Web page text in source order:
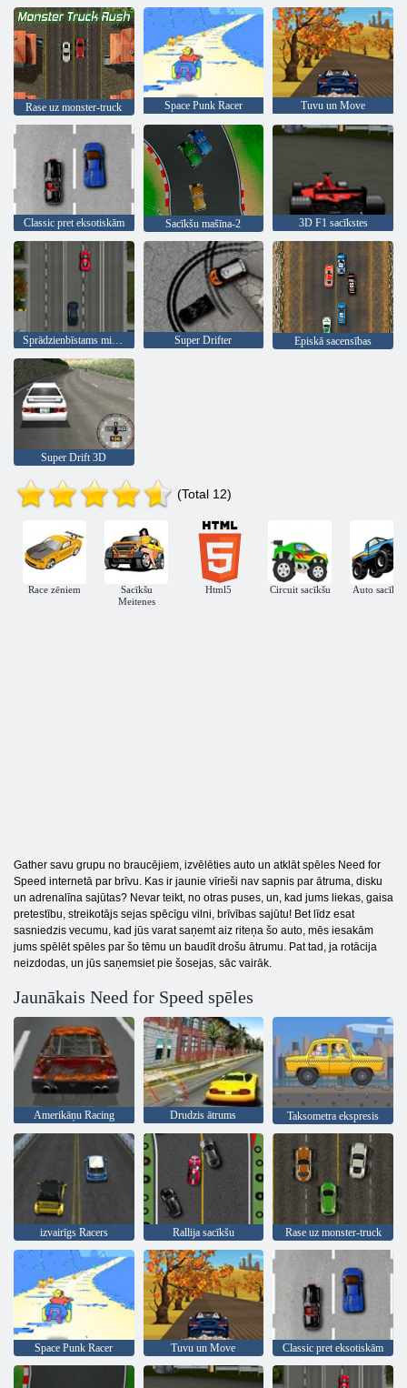
Rase uz monster-truck Space Punk Racer Tuvu un Move
Classic pret eksotiskām Sacīkšu mašīna-2 3D F1 sacīkstes
Sprādzienbīstams misija Super Drifter Episkā sacensības
Super Drift 3D
(Total 12)
Race zēniem
Sacīkšu
Meitenes
Html5 Circuit sacīkšu Auto
Gather savu grupu no braucējiem, izvēlēties auto un atklāt spēles Need for
Speed ​​internetā par brīvu. Kas ir jaunie vīrieši nav sapnis par ātruma, disku
un adrenalīna sajūtas? Nevar teikt, no otras puses, un, kad jums liekas, gaisa
pretestību, streikotājs sejas spēcīgu vilni, brīvības sajūtu! Bet līdz esat
sasniedzis vecumu, kad jūs varat saņemt aiz riteņa šo auto, mēs iesakām
jums spēlēt spēles par šo tēmu un baudīt drošu ātrumu. Pat tad, ja rotācija
neizdodas, un jūs saņemsiet pie šosejas, sāc vairāk.
Jaunākais Need for Speed ​​spēles
Amerikāņu Racing Drudzis ātrums Taksometra ekspresis
izvairīgs Racers Rallija sacīkšu Rase uz monster-truck
Space Punk Racer Tuvu un Move Classic pret eksotiskām